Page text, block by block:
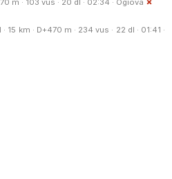
· 15 km · D+470 m · 234 vus · 22 dl · 01:41 ·